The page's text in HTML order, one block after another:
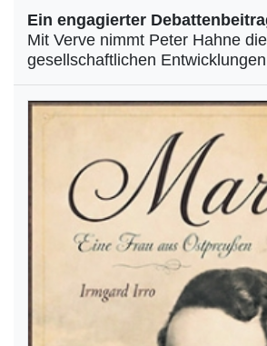
Ein engagierter
Mit Verve nimmt Peter Hahne
gesellschaftlichen